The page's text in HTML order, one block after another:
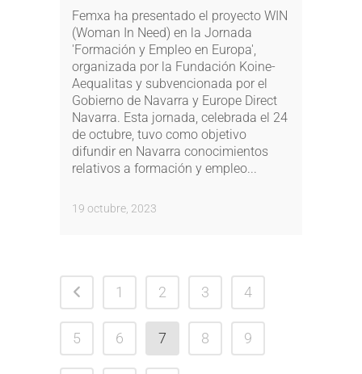
Femxa ha presentado el proyecto WIN
(Woman In Need) en la Jornada
'Formación y Empleo en Europa',
organizada por la Fundación Koine-
Aequalitas y subvencionada por el
Gobierno de Navarra y Europe Direct
Navarra. Esta jornada, celebrada el 24
de octubre, tuvo como objetivo
difundir en Navarra conocimientos
relativos a formación y empleo...
19 octubre, 2023
1 2 3 4
5 6 7 8 9